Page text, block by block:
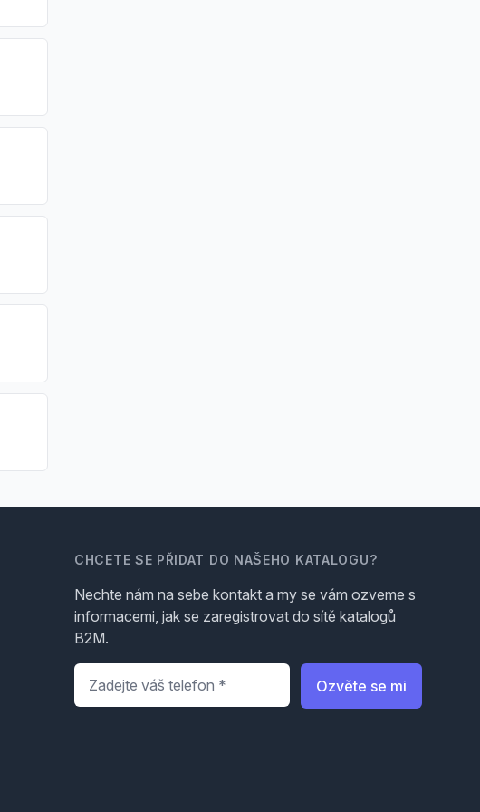
CHCETE SE PŘIDAT DO NAŠEHO KATALOGU?
Nechte nám na sebe kontakt a my se vám ozveme s
informacemi, jak se zaregistrovat do sítě katalogů
B2M.
Telefon
Ozvěte se mi